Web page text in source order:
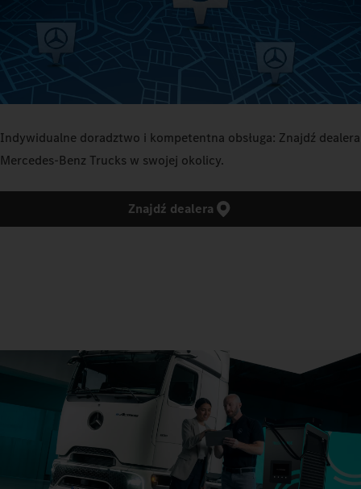
Indywidualne doradztwo i kompetentna obsługa: Znajdź dealera
Mercedes‑Benz Trucks w swojej okolicy.
Znajdź dealera